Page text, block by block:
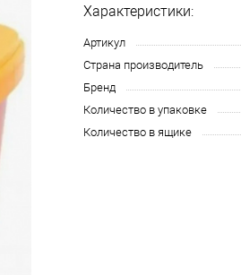
Характеристики:
Артикул
Страна производитель
Бренд
Количество в упаковке
Количество в ящике